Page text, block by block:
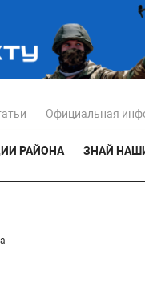
Официальная
РАЙОНА ЗНАЙ